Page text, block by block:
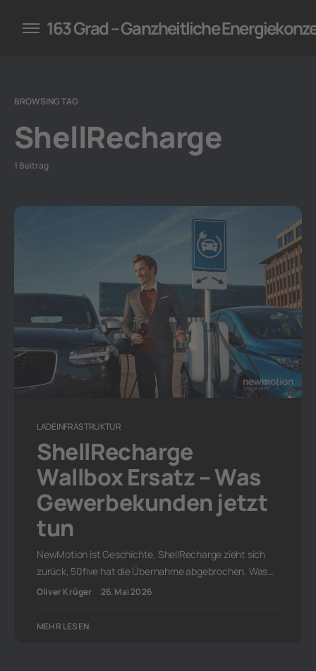
für Unternehmen
163 Grad – Ganzheitliche
BROWSING TAG
ShellRecharge
1 Beitrag
LADEINFRASTRUKTUR
ShellRecharge
Wallbox Ersatz – Was
Gewerbekunden jetzt
tun
NewMotion ist Geschichte, ShellRecharge zieht sich
zurück, 50five hat die Übernahme abgebrochen. Was…
Oliver Krüger 26. Mai 2026
MEHR LESEN